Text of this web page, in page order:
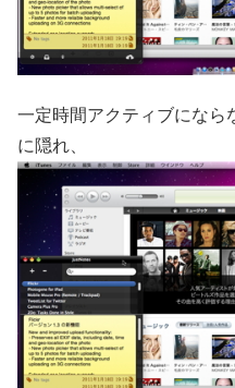
一定時間アクティブになら
に隠れ、